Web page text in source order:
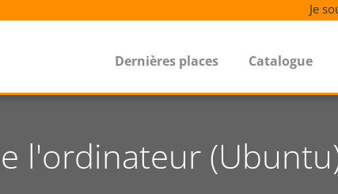
Je
Dernières places Catalogue
l'ordinateur